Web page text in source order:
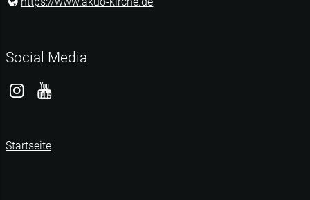
Social Media
Startseite